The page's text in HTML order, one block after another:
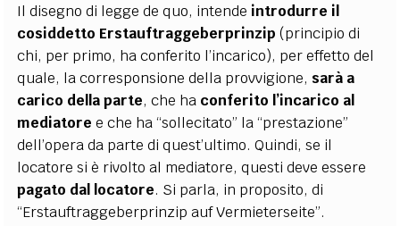
Il disegno di legge de quo, intende introdurre il
cosiddetto Erstauftraggeberprinzip(principio di
chi, per primo, ha conferito l’incarico), per effetto del
quale, la corresponsione della provvigione, sarà a
carico della parte, che ha conferito l’incarico al
mediatore e che ha “sollecitato” la “prestazione”
dell’opera da parte di quest’ultimo. Quindi, se il
locatore si è rivolto al mediatore, questi deve essere
pagato dal locatore. Si parla, in proposito, di
“Erstauftraggeberprinzip auf Vermieterseite”.